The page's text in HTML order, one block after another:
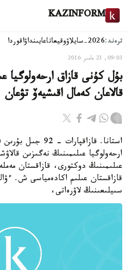
KAZINFORM
ترەند:2026-سايلاۋ وقيعاتاعايىنداۋاقوردا
09:03, 23 مامىر 2016
بۇل كۇنى قازاق ارحەولوگيا
قالاعان كەمال اقىشيەۆ تۋعان
ارحەولوگيا عىلىمىنىڭ نەگىزىن
عىلىمىنىڭ دوكتورى، قازاقستان
قازاقستان عىلىم اكادەمياسى ش.
سىيلىعىنىڭ لاۋرەاتى،